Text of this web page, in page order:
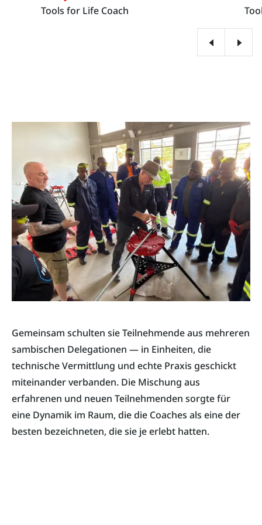
Tools for Life Coach
Gemeinsam schulten sie Teilnehmende aus mehreren
sambischen Delegationen — in Einheiten, die
technische Vermittlung und echte Praxis geschickt
miteinander verbanden. Die Mischung aus
erfahrenen und neuen Teilnehmenden sorgte für
eine Dynamik im Raum, die die Coaches als eine der
besten bezeichneten, die sie je erlebt hatten.